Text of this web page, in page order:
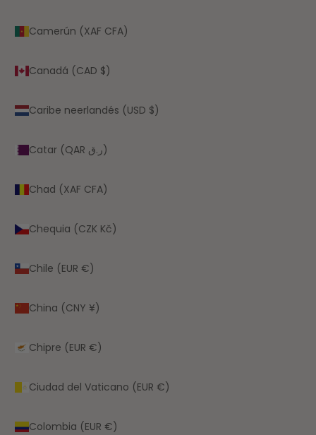
Camerún (XAF CFA)
Canadá (CAD $)
Caribe neerlandés (USD $)
Catar (QAR ر.ق)
Chad (XAF CFA)
Chequia (CZK Kč)
Chile (EUR €)
China (CNY ¥)
Chipre (EUR €)
Ciudad del Vaticano (EUR €)
Colombia (EUR €)